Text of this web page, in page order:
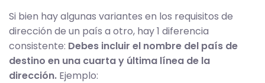
Si bien hay algunas variantes en los requisitos de
dirección de un país a otro, hay 1 diferencia
consistente: Debes incluir el nombre del país de
destino en una cuarta y última línea de la
dirección. Ejemplo: